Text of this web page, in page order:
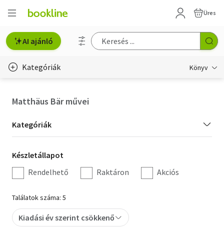
Üres
AI ajánló
Kategóriák Könyv
Hobbi, szabadidő
Irodalom
Művészet
Szakkönyv
Matthäus Bär művei
Kategória
szűrés
Kategóriák
Készletállapot
szűrés
Készletállapot
Rendelhető
Raktáron Akciós
Találatok száma: 5
Kiadási év szerint csökkenő